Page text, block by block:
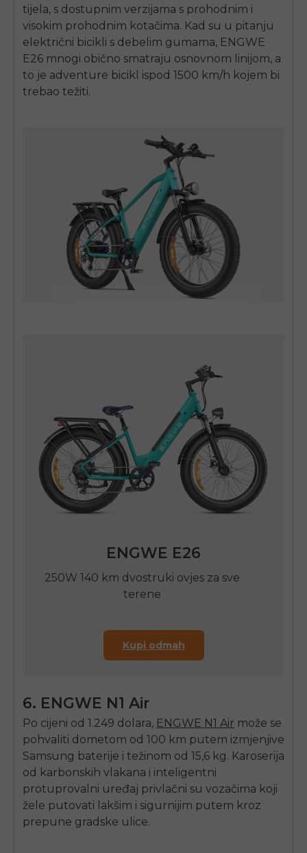
tijela, s dostupnim verzijama s prohodnim i
visokim prohodnim kotačima. Kad su u pitanju
električni bicikli s debelim gumama, ENGWE
E26 mnogi obično smatraju osnovnom linijom, a
to je adventure bicikl ispod 1500 km/h kojem bi
trebao težiti.
ENGWE E26
250W 140 km dvostruki ovjes za sve
terene
Kupi odmah
6. ENGWE N1 Air
Po cijeni od 1.249 dolara, ENGWE N1 Air može se
pohvaliti dometom od 100 km putem izmjenjive
Samsung baterije i težinom od 15,6 kg. Karoserija
od karbonskih vlakana i inteligentni
protuprovalni uređaj privlačni su vozačima koji
žele putovati lakšim i sigurnijim putem kroz
prepune gradske ulice.